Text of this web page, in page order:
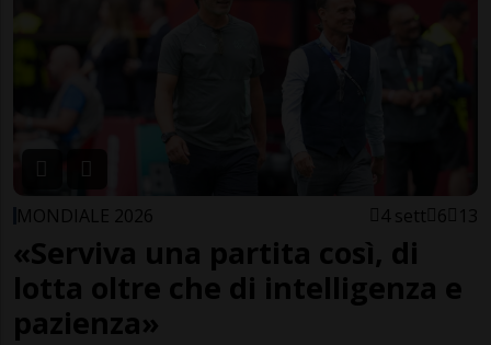
MONDIALE 2026 4 sett 6 13
«Serviva una partita così, di
lotta oltre che di intelligenza e
pazienza»